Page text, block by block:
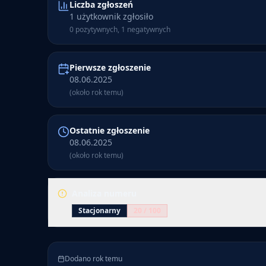
Liczba zgłoszeń
1 użytkownik zgłosiło
0 pozytywnych, 1 negatywnych
Pierwsze zgłoszenie
08.06.2025
(około rok temu)
Ostatnie zgłoszenie
08.06.2025
(około rok temu)
Stacjonarny
Dodano rok temu